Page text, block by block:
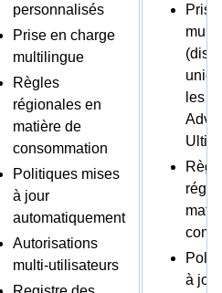
personnalisés
Prise en charge
multilingue
Règles
régionales en
matière de
consommation
Politiques mises
à jour
automatiquement
Autorisations
multi-utilisateurs
les
à jour